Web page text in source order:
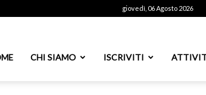
giovedì, 06 Agosto 2026
CHI SIAMO ISCRIVITI